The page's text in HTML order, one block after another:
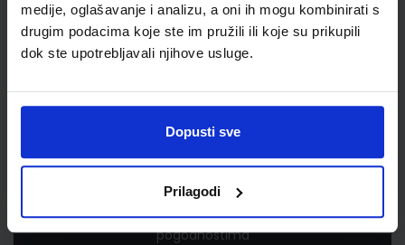
medije, oglašavanje i analizu, a oni ih mogu kombinirati s
drugim podacima koje ste im pružili ili koje su prikupili
dok ste upotrebljavali njihove usluge.
Dopusti sve
Prilagodi
Newsletter prijava
Prijavite se kako bi primali informacije o novim
proizvodima i uslugama, akcijama i drugim
pogodnostima